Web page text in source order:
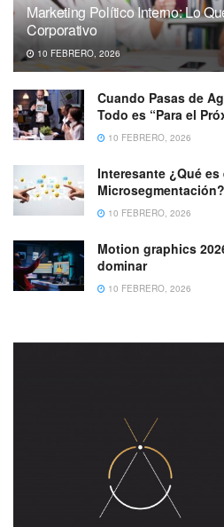
Marketing Político Interno: Lo
Corporativo
10 FEBRERO, 2026
Cuando Pasas de
Todo es “Para el
10 FEBRERO, 2026
Interesante ¿Qué
Microsegmentación?
10 FEBRERO, 2026
Motion graphics
dominar
10 FEBRERO, 2026